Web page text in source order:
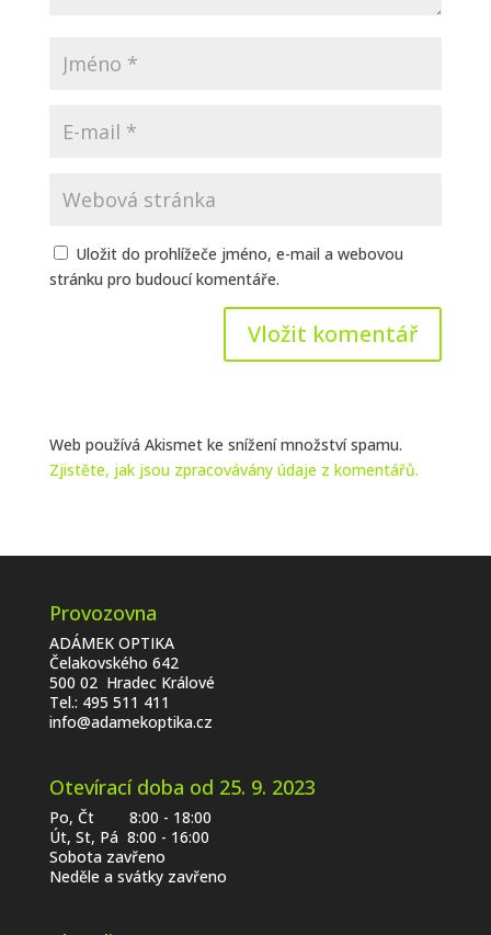
Uložit do prohlížeče jméno, e-mail a webovou
stránku pro budoucí komentáře.
Web používá Akismet ke snížení množství spamu.
Zjistěte, jak jsou zpracovávány údaje z komentářů.
Provozovna
ADÁMEK OPTIKA
Čelakovského 642
500 02 Hradec Králové
Tel.: 495 511 411
info@adamekoptika.cz
Otevírací doba od 25. 9. 2023
Po, Čt 8:00 - 18:00
Út, St, Pá 8:00 - 16:00
Sobota zavřeno
Neděle a svátky zavřeno